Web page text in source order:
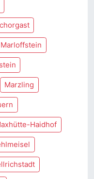
Marloffstein
Marzling
Haidhof